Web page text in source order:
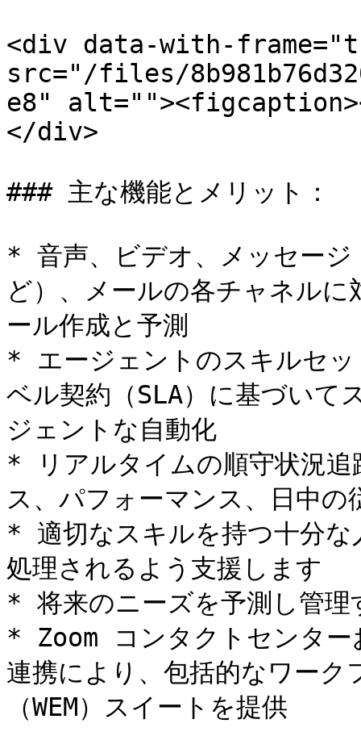
<div data-with-
src="/files/
e8"
</div>
### 主な機能とメリット：
* 音声、ビデオ、メッセージ
ど）、メールの各チャネル
ール作成と予測
* エージェントのスキルセ
ベル契約（SLA）に基づいて
ジェントな自動化
* リアルタイムの順守状況追
ス、パフォーマンス、日中
* 適切なスキルを持つ十分な
処理されるよう支援します
* 将来のニーズを予測し管理
* Zoom コンタクトセンター
連携により、包括的なワー
（WEM）スイートを提供